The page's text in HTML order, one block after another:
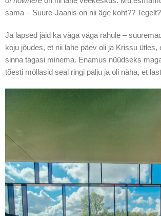
sama – Suure-Jaanis on nii äge koht??
Ja lapsed jäid ka väga väga rahule –
koju jõudes, et nii lahe päev oli ja Krissu ütles,
sinna tagasi minema. Enamus nüüdseks
tõesti möllasid seal ringi palju ja oli näha, et